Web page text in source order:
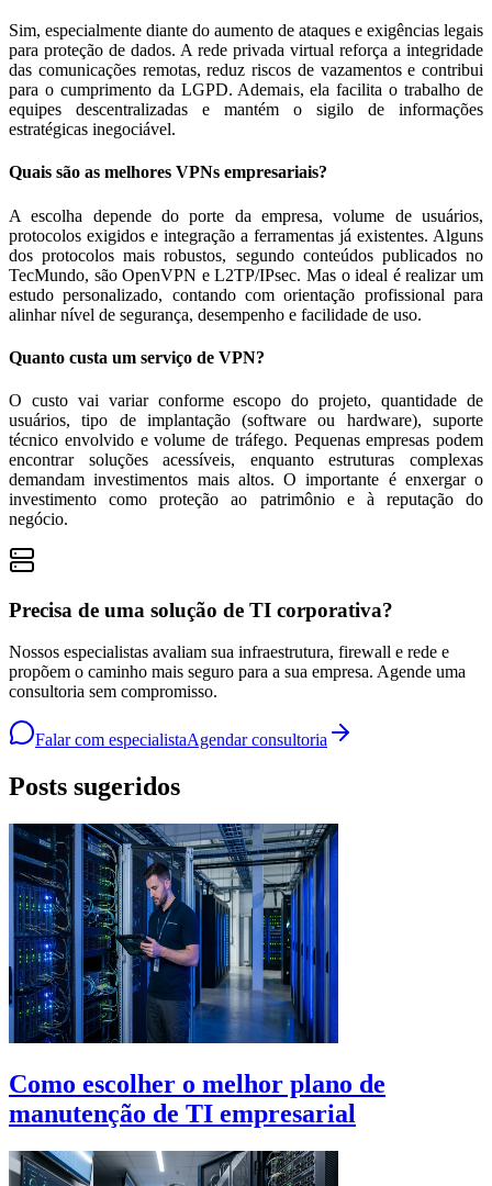
Sim, especialmente diante do aumento de ataques e exigências legais
para proteção de dados. A rede privada virtual reforça a integridade
das comunicações remotas, reduz riscos de vazamentos e contribui
para o cumprimento da LGPD. Ademais, ela facilita o trabalho de
equipes descentralizadas e mantém o sigilo de informações
estratégicas inegociável.
Quais são as melhores VPNs empresariais?
A escolha depende do porte da empresa, volume de usuários,
protocolos exigidos e integração a ferramentas já existentes. Alguns
dos protocolos mais robustos, segundo conteúdos publicados no
TecMundo, são OpenVPN e L2TP/IPsec. Mas o ideal é realizar um
estudo personalizado, contando com orientação profissional para
alinhar nível de segurança, desempenho e facilidade de uso.
Quanto custa um serviço de VPN?
O custo vai variar conforme escopo do projeto, quantidade de
usuários, tipo de implantação (software ou hardware), suporte
técnico envolvido e volume de tráfego. Pequenas empresas podem
encontrar soluções acessíveis, enquanto estruturas complexas
demandam investimentos mais altos. O importante é enxergar o
investimento como proteção ao patrimônio e à reputação do
negócio.
Precisa de uma solução de TI corporativa?
Nossos especialistas avaliam sua infraestrutura, firewall e rede e
propõem o caminho mais seguro para a sua empresa. Agende uma
consultoria sem compromisso.
Falar com especialistaAgendar consultoria
Posts sugeridos
Como escolher o melhor plano de
manutenção de TI empresarial